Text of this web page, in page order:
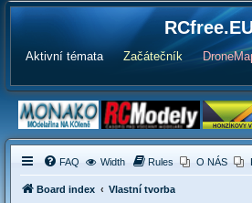
Aktivní témata Začátečník
FAQ Width Rules O NÁS
Board index Vlastní tvorba